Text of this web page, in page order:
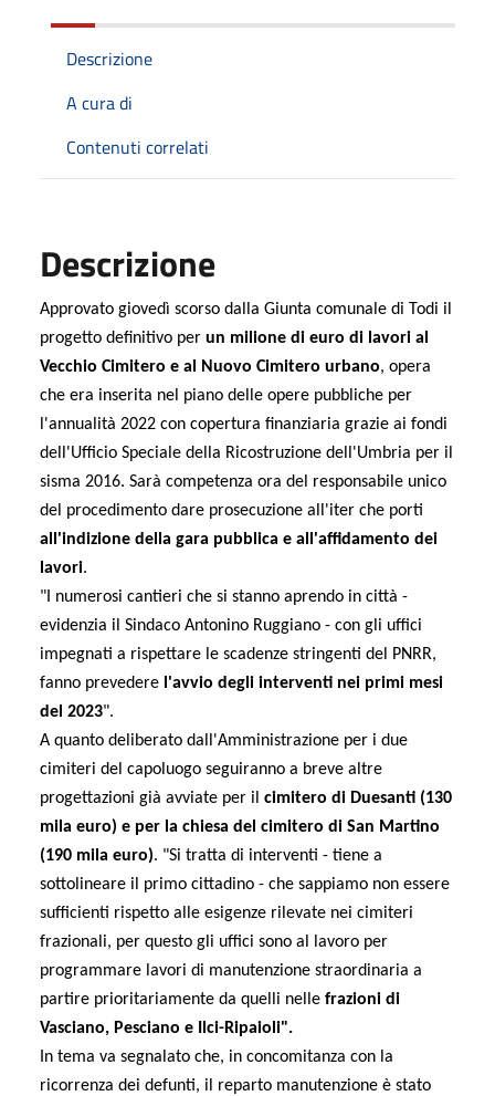
Descrizione
A cura di
Contenuti correlati
Descrizione
Approvato giovedì scorso dalla Giunta comunale di Todi il
progetto definitivo per un milione di euro di lavori al
Vecchio Cimitero e al Nuovo Cimitero urbano, opera
che era inserita nel piano delle opere pubbliche per
l'annualità 2022 con copertura finanziaria grazie ai fondi
dell'Ufficio Speciale della Ricostruzione dell'Umbria per il
sisma 2016. Sarà competenza ora del responsabile unico
del procedimento dare prosecuzione all'iter che porti
all'indizione della gara pubblica e all'affidamento dei
lavori.
"I numerosi cantieri che si stanno aprendo in città -
evidenzia il Sindaco Antonino Ruggiano - con gli uffici
impegnati a rispettare le scadenze stringenti del PNRR,
fanno prevedere l'avvio degli interventi nei primi mesi
del 2023".
A quanto deliberato dall'Amministrazione per i due
cimiteri del capoluogo seguiranno a breve altre
progettazioni già avviate per il cimitero di Duesanti (130
mila euro) e per la chiesa del cimitero di San Martino
(190 mila euro). "Si tratta di interventi - tiene a
sottolineare il primo cittadino - che sappiamo non essere
sufficienti rispetto alle esigenze rilevate nei cimiteri
frazionali, per questo gli uffici sono al lavoro per
programmare lavori di manutenzione straordinaria a
partire prioritariamente da quelli nelle frazioni di
Vasciano, Pesciano e Ilci-Ripaioli".
In tema va segnalato che, in concomitanza con la
ricorrenza dei defunti, il reparto manutenzione è stato